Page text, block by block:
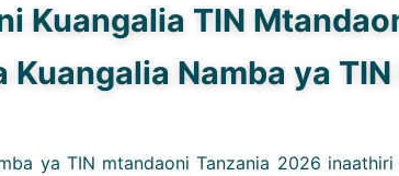
Kuangalia TIN
Kuangalia Namba ya
ya TIN mtandaoni Tanzania 2026